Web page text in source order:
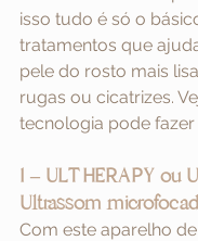
isso tudo é só o
tratamentos que
pele do rosto mais
rugas ou cicatrizes.
tecnologia pode
1 – ULTHERAPY ou
Ultrassom
Com este aparelho